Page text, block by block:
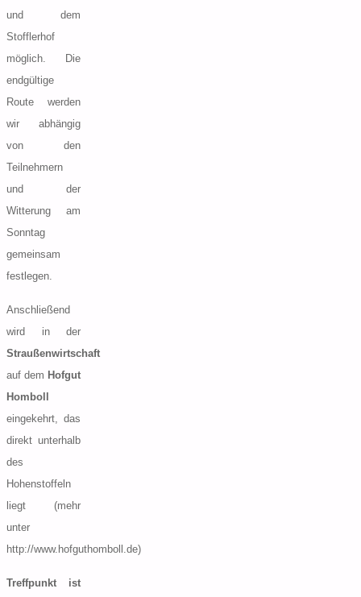
und dem
Stofflerhof
möglich. Die
endgültige
Route werden
wir abhängig
von den
Teilnehmern
und der
Witterung am
Sonntag
gemeinsam
festlegen.
Anschließend
wird in der
Straußenwirtschaft
auf dem Hofgut
Homboll
eingekehrt, das
direkt unterhalb
des
Hohenstoffeln
liegt (mehr
unter
http://www.hofguthomboll.de)
Treffpunkt ist